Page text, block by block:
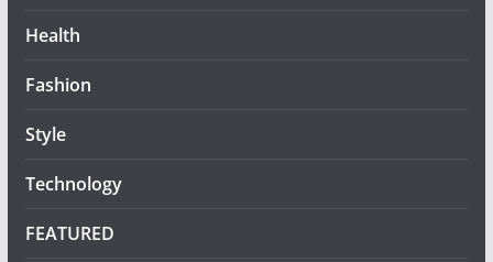
Health
Fashion
Style
Technology
FEATURED